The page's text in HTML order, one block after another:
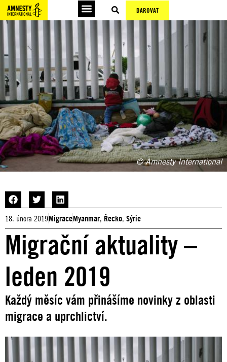
DAROVAT
© Amnesty International
18. února 2019MigraceMyanmar, Řecko, Sýrie
Migrační aktuality –
leden 2019
Každý měsíc vám přinášíme novinky z oblasti
migrace a uprchlictví.